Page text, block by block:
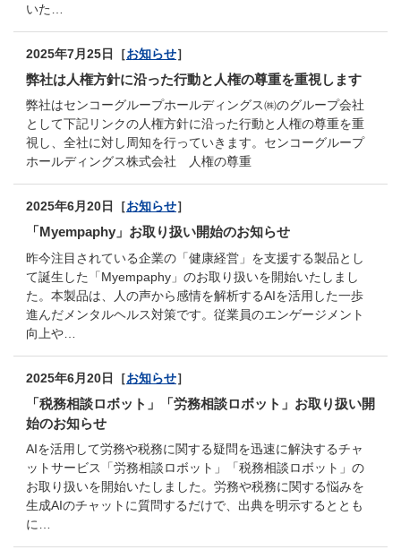
いた…
2025年7月25日［お知らせ］
弊社は人権方針に沿った行動と人権の尊重を重視します
弊社はセンコーグループホールディングス㈱のグループ会社
として下記リンクの人権方針に沿った行動と人権の尊重を重
視し、全社に対し周知を行っていきます。センコーグループ
ホールディングス株式会社 人権の尊重
2025年6月20日［お知らせ］
「Myempaphy」お取り扱い開始のお知らせ
昨今注目されている企業の「健康経営」を支援する製品とし
て誕生した「Myempaphy」のお取り扱いを開始いたしまし
た。本製品は、人の声から感情を解析するAIを活用した一歩
進んだメンタルヘルス対策です。従業員のエンゲージメント
向上や…
2025年6月20日［お知らせ］
「税務相談ロボット」「労務相談ロボット」お取り扱い開
始のお知らせ
AIを活用して労務や税務に関する疑問を迅速に解決するチャ
ットサービス「労務相談ロボット」「税務相談ロボット」の
お取り扱いを開始いたしました。労務や税務に関する悩みを
生成AIのチャットに質問するだけで、出典を明示するととも
に…